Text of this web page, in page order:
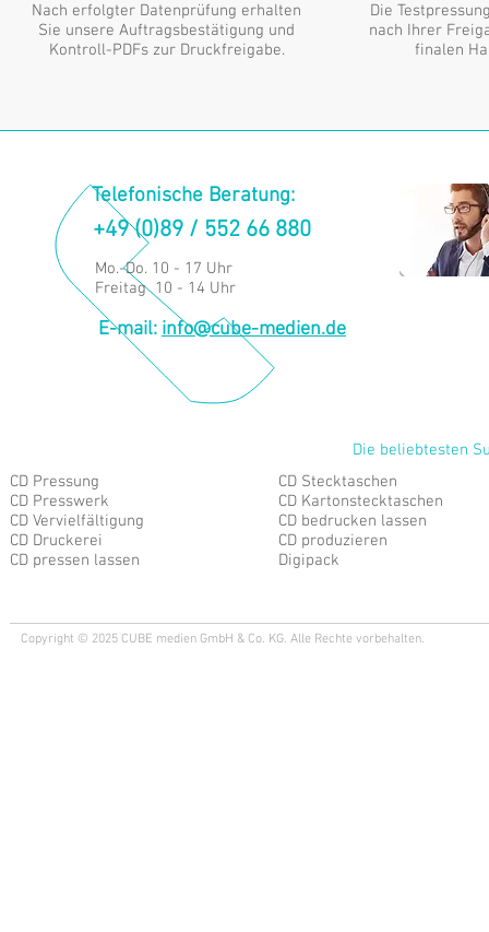
Nach erfolgter Datenprüfung erhalten
Sie unsere Auftragsbestätigung und
Kontroll-PDFs zur Druckfreigabe.
Die
nach Ihrer
finalen
Telefonische Beratung:
+49 (0)89 / 552 66 880
Mo.-Do. 10 - 17 Uhr
Freitag 10 - 14 Uhr
E-mail: info@cube-medien.de
Die beliebtesten
CD Pressung
CD Presswerk
CD Vervielfältigung
CD Druckerei
CD pressen lassen
CD Stecktaschen
CD Kartonstecktaschen
CD bedrucken lassen
CD produzieren
Digipack
Copyright © 2025 CUBE medien GmbH & Co. KG. Alle Rechte vorbehalten.